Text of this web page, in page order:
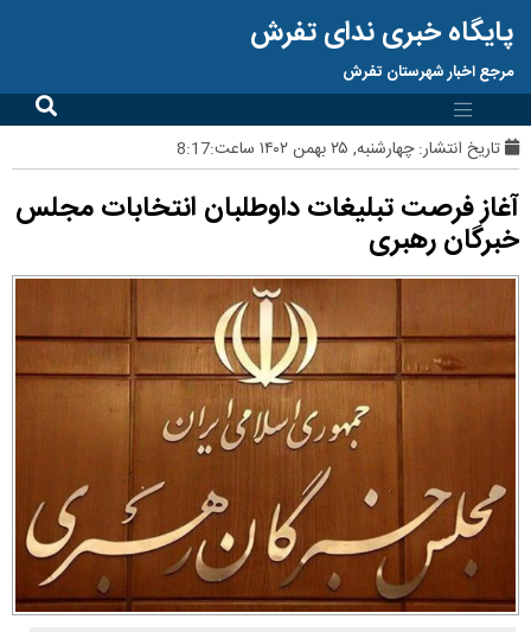
پایگاه خبری ندای تفرش
مرجع اخبار شهرستان تفرش
تاریخ انتشار:چهارشنبه, ۲۵ بهمن ۱۴۰۲ ساعت:8:17
آغاز فرصت تبلیغات داوطلبان انتخابات مجلس
خبرگان رهبری